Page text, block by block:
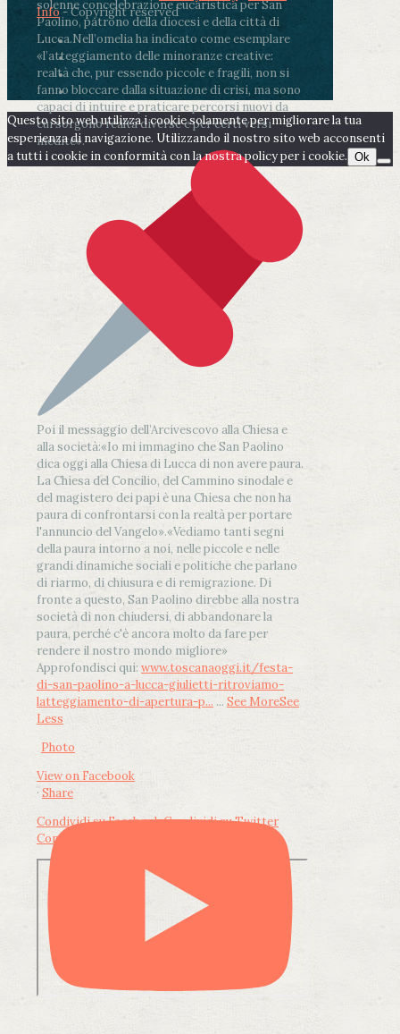
solenne concelebrazione eucaristica per San
Paolino, patrono della diocesi e della città di
Lucca.Nell’omelia ha indicato come esemplare
«l’atteggiamento delle minoranze creative:
realtà che, pur essendo piccole e fragili, non si
fanno bloccare dalla situazione di crisi, ma sono
capaci di intuire e praticare percorsi nuovi da
cui sorgono realtà diverse e per certi versi
inedite».
Poi il messaggio dell’Arcivescovo alla Chiesa e
alla società:«Io mi immagino che San Paolino
dica oggi alla Chiesa di Lucca di non avere paura.
La Chiesa del Concilio, del Cammino sinodale e
del magistero dei papi è una Chiesa che non ha
paura di confrontarsi con la realtà per portare
l'annuncio del Vangelo».«Vediamo tanti segni
della paura intorno a noi, nelle piccole e nelle
grandi dinamiche sociali e politiche che parlano
di riarmo, di chiusura e di remigrazione. Di
fronte a questo, San Paolino direbbe alla nostra
società di non chiudersi, di abbandonare la
paura, perché c'è ancora molto da fare per
rendere il nostro mondo migliore»
Approfondisci qui: www.toscanaoggi.it/festa-
di-san-paolino-a-lucca-giulietti-ritroviamo-
latteggiamento-di-apertura-p... ... See MoreSee
Less
Photo
View on Facebook
· Share
Condividi su FacebookCondividi su Twitter
Condividi su LinkedIn
Info- Copyright reserved
Questo sito web utilizza i cookie solamente per migliorare la tua
esperienza di navigazione. Utilizzando il nostro sito web acconsenti
a tutti i cookie in conformità con la nostra policy per i cookie. Ok